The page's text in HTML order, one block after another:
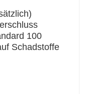
100
Schadstoffe